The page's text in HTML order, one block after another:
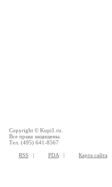
Copyright © Kupi1.ru.
Все права защищены.
Тел. (495) 641-8567
RSS | PDA | Карта сайта